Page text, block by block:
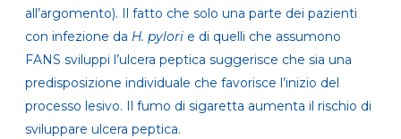
all’argomento). Il fatto che solo una parte dei pazienti
con infezione da H. pylori e di quelli che assumono
FANS sviluppi l’ulcera peptica suggerisce che sia una
predisposizione individuale che favorisce l’inizio del
processo lesivo. Il fumo di sigaretta aumenta il rischio di
sviluppare ulcera peptica.